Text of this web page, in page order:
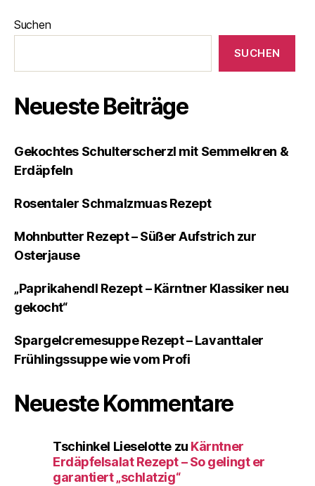
Suchen
SUCHEN
Neueste Beiträge
Gekochtes Schulterscherzl mit Semmelkren &
Erdäpfeln
Rosentaler Schmalzmuas Rezept
Mohnbutter Rezept – Süßer Aufstrich zur
Osterjause
„Paprikahendl Rezept – Kärntner Klassiker neu
gekocht“
Spargelcremesuppe Rezept – Lavanttaler
Frühlingssuppe wie vom Profi
Neueste Kommentare
Tschinkel Lieselotte zu Kärntner
Erdäpfelsalat Rezept – So gelingt er
garantiert „schlatzig“